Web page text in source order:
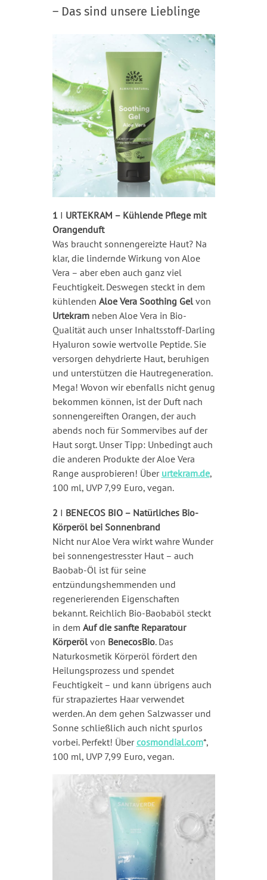
– Das sind unsere Lieblinge
1 I URTEKRAM – Kühlende Pflege mit
Orangenduft
Was braucht sonnengereizte Haut? Na
klar, die lindernde Wirkung von Aloe
Vera – aber eben auch ganz viel
Feuchtigkeit. Deswegen steckt in dem
kühlenden Aloe Vera Soothing Gelvon
Urtekramneben Aloe Vera in Bio-
Qualität auch unser Inhaltsstoff-Darling
Hyaluron sowie wertvolle Peptide. Sie
versorgen dehydrierte Haut, beruhigen
und unterstützen die Hautregeneration.
Mega! Wovon wir ebenfalls nicht genug
bekommen können, ist der Duft nach
sonnengereiften Orangen, der auch
abends noch für Sommervibes auf der
Haut sorgt. Unser Tipp: Unbedingt auch
die anderen Produkte der Aloe Vera
Range ausprobieren! Über urtekram.de,
100 ml, UVP 7,99 Euro, vegan.
2 I BENECOS BIO – Natürliches Bio-
Körperöl bei Sonnenbrand
Nicht nur Aloe Vera wirkt wahre Wunder
bei sonnengestresster Haut – auch
Baobab-Öl ist für seine
entzündungshemmenden und
regenerierenden Eigenschaften
bekannt. Reichlich Bio-Baobaböl steckt
in dem Auf die sanfte Reparatour
Körperölvon BenecosBio. Das
Naturkosmetik Körperöl fördert den
Heilungsprozess und spendet
Feuchtigkeit – und kann übrigens auch
für strapaziertes Haar verwendet
werden. An dem gehen Salzwasser und
Sonne schließlich auch nicht spurlos
vorbei. Perfekt! Übercosmondial.com*,
100 ml, UVP 7,99 Euro, vegan.